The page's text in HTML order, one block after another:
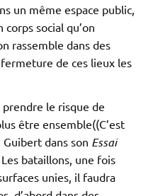
un même espace public,
corps social qu’on
rassemble dans des
fermeture de ces lieux les
prendre le risque de
être ensemble((C’est
dans son Essai
bataillons, une fois
unies, il faudra